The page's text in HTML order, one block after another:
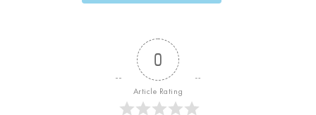
0
Article Rating